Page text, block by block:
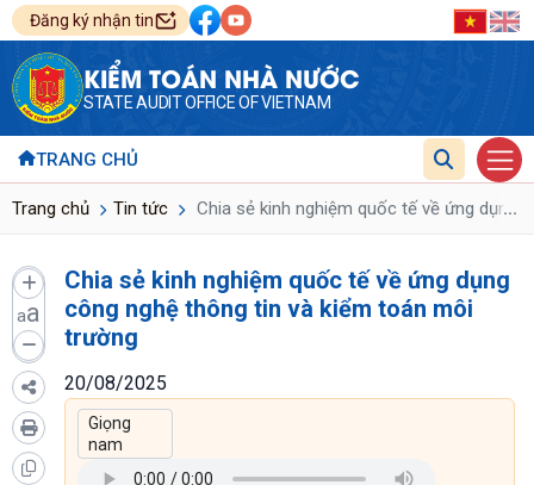
Đăng ký nhận tin
KIỂM TOÁN NHÀ NƯỚC
STATE AUDIT OFFICE OF VIETNAM
TRANG CHỦ
Trang chủ Tin tức Chia sẻ kinh nghiệm quốc tế về ứng dụng
...
aa
Chia sẻ kinh nghiệm quốc tế về ứng dụng
công nghệ thông tin và kiểm toán môi
trường
20/08/2025